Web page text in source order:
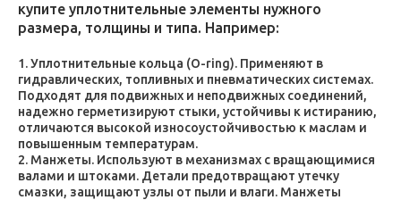
купите уплотнительные элементы нужного
размера, толщины и типа. Например:
Уплотнительные кольца (O-ring). Применяют в
гидравлических, топливных и пневматических системах.
Подходят для подвижных и неподвижных соединений,
надежно герметизируют стыки, устойчивы к истиранию,
отличаются высокой износоустойчивостью к маслам и
повышенным температурам.
Манжеты. Используют в механизмах с вращающимися
валами и штоками. Детали предотвращают утечку
смазки, защищают узлы от пыли и влаги. Манжеты